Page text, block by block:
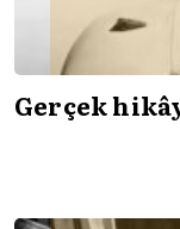
Gerçek